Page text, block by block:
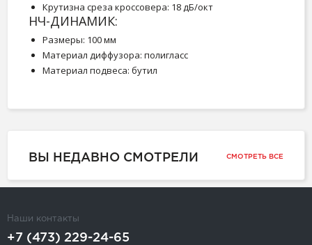
Крутизна среза кроссовера: 18 дБ/окт
НЧ-ДИНАМИК:
Размеры: 100 мм
Материал диффузора: полигласс
Материал подвеса: бутил
ВЫ НЕДАВНО СМОТРЕЛИ СМОТРЕТЬ ВСЕ
Наши контакты
+7 (473) 229-24-65